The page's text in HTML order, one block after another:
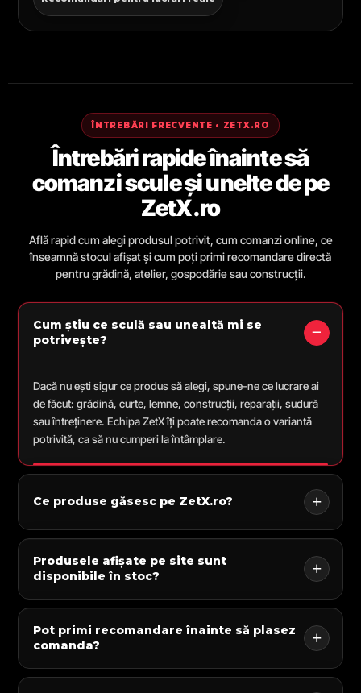
ÎNTREBĂRI FRECVENTE • ZETX.RO
Întrebări rapide înainte să
comanzi scule și unelte de pe
ZetX.ro
Află rapid cum alegi produsul potrivit, cum comanzi online, ce
înseamnă stocul afișat și cum poți primi recomandare directă
pentru grădină, atelier, gospodărie sau construcții.
Cum știu ce sculă sau unealtă mi se
potrivește?
Dacă nu ești sigur ce produs să alegi, spune-ne ce lucrare ai
de făcut: grădină, curte, lemne, construcții, reparații, sudură
sau întreținere. Echipa ZetX îți poate recomanda o variantă
potrivită, ca să nu cumperi la întâmplare.
Ce produse găsesc pe ZetX.ro?
Produsele afișate pe site sunt
disponibile în stoc?
Pot primi recomandare înainte să plasez
comanda?